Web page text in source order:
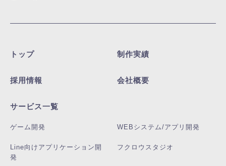
トップ 制作実績
採用情報 会社概要
サービス一覧
ゲーム開発 WEBシステム/アプリ開発
Line向けアプリケーション開
発
フクロウスタジオ